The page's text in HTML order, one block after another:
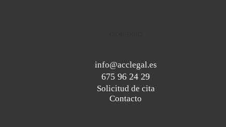
info@acclegal.es
675 96 24 29
Solicitud de cita
Contacto